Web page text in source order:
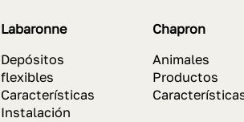
Labaronne
Depósitos
flexibles
Características
Instalación
Chapron
Animales
Productos